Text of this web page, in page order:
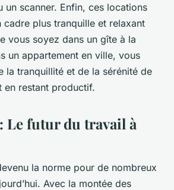
un scanner. Enfin, ces locations
cadre plus tranquille et relaxant
vous soyez dans un gîte à la
un appartement en ville, vous
la tranquillité et de la sérénité de
restant productif.
Le futur du travail à
la norme pour de nombreux
Avec la montée des